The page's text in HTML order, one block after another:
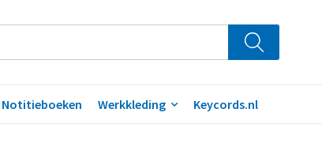
Notitieboeken Werkkleding Keycords.nl